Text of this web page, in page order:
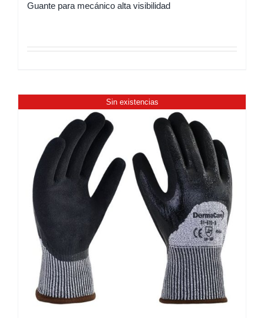
Guante para mecánico alta visibilidad
Sin existencias